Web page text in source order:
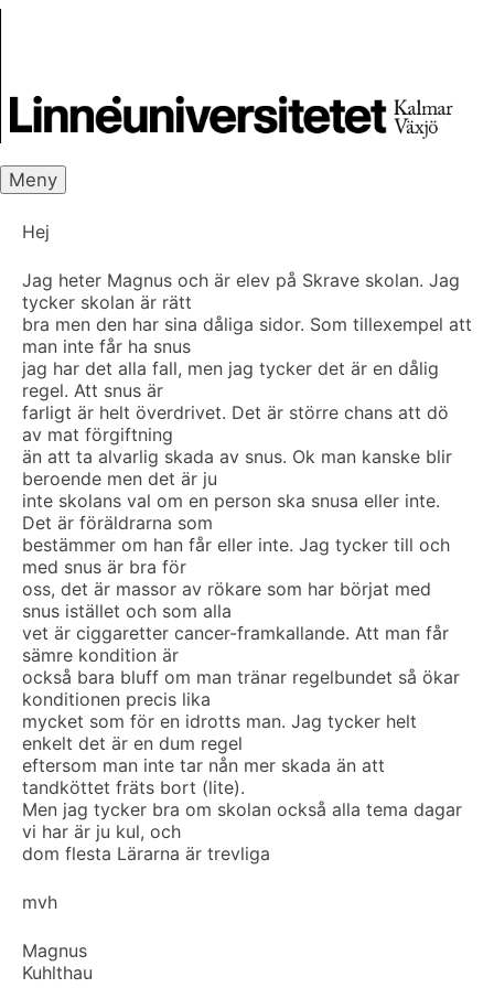
Meny
Hej
Jag heter Magnus och är elev på Skrave skolan. Jag
tycker skolan är rätt
bra men den har sina dåliga sidor. Som tillexempel att
man inte får ha snus
jag har det alla fall, men jag tycker det är en dålig
regel. Att snus är
farligt är helt överdrivet. Det är större chans att dö
av mat förgiftning
än att ta alvarlig skada av snus. Ok man kanske blir
beroende men det är ju
inte skolans val om en person ska snusa eller inte.
Det är föräldrarna som
bestämmer om han får eller inte. Jag tycker till och
med snus är bra för
oss, det är massor av rökare som har börjat med
snus istället och som alla
vet är ciggaretter cancer-framkallande. Att man får
sämre kondition är
också bara bluff om man tränar regelbundet så ökar
konditionen precis lika
mycket som för en idrotts man. Jag tycker helt
enkelt det är en dum regel
eftersom man inte tar nån mer skada än att
tandköttet fräts bort (lite).
Men jag tycker bra om skolan också alla tema dagar
vi har är ju kul, och
dom flesta Lärarna är trevliga
mvh
Magnus
Kuhlthau